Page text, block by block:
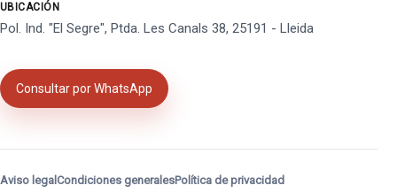
UBICACIÓN
Pol. Ind. "El Segre", Ptda. Les Canals 38, 25191 - Lleida
Consultar por WhatsApp
Aviso legal Condiciones generalesPolítica de privacidad